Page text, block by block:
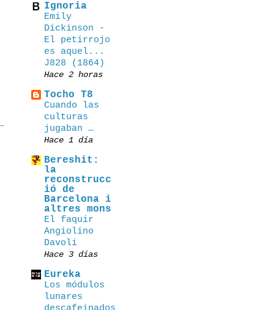
Ignoria
Emily
Dickinson -
El petirrojo
es aquel...
J828 (1864)
Hace 2 horas
Tocho T8
Cuando las
culturas
jugaban …
Hace 1 día
Bereshit:
la
reconstrucc
ió de
Barcelona i
altres mons
El faquir
Angiolino
Davoli
Hace 3 días
Eureka
Los módulos
lunares